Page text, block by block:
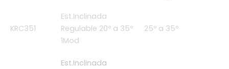
KRC351
Est.Inclinada
Regulable 20º a 35º
1Mod
25º a 35º
Est.Inclinada